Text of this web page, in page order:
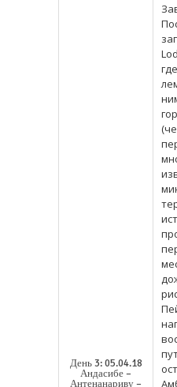
День 3: 05.04.18
Андасибе –
Антенанариву –